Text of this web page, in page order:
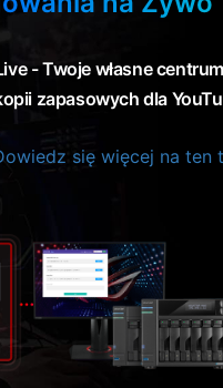
- Twoje własne
zapasowych dla
się więcej na ten